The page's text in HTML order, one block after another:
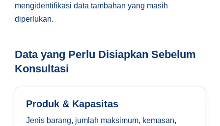
mengidentifikasi data tambahan yang masih
diperlukan.
Data yang Perlu Disiapkan Sebelum
Konsultasi
Produk & Kapasitas
Jenis barang, jumlah maksimum, kemasan,